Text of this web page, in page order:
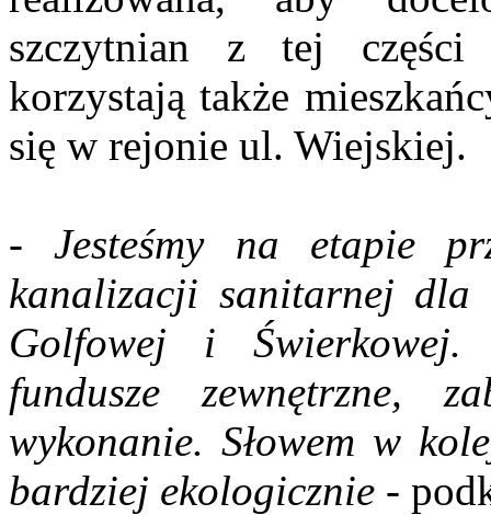
szczytnian z tej
korzystają także
się w rejonie ul. Wiejskiej.
- Jesteśmy na etapie
kanalizacji sanitarnej
Golfowej i Świerkowej.
fundusze zewnętrzne,
wykonanie. Słowem w
bardziej ekologicznie -